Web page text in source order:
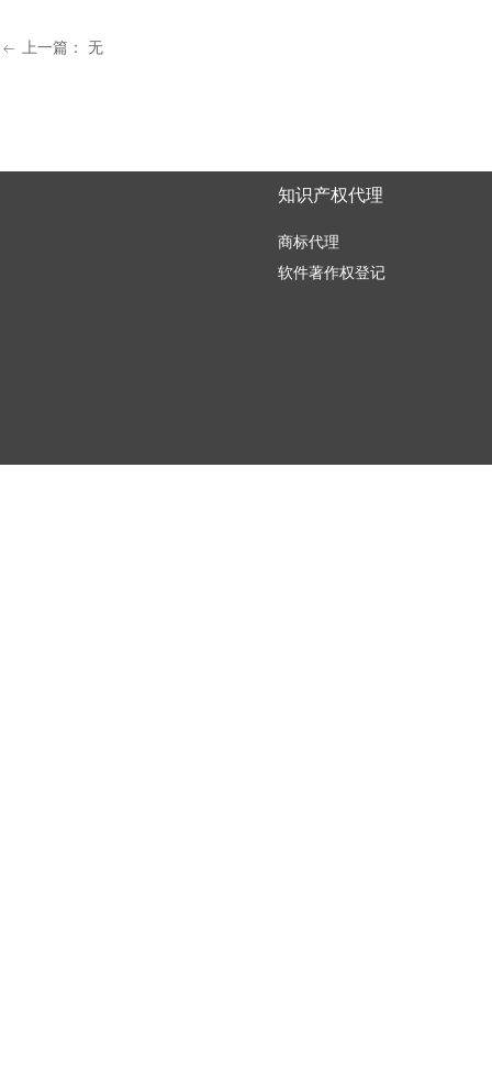
ꂃ 上一篇： 无
知识产权代理
商标代理
软件著作权登记